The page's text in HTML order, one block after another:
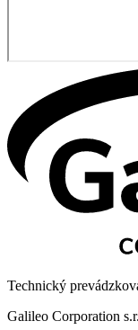
Technický
Galileo Corporation